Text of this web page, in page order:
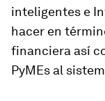
inteligentes e
hacer en
financiera así
PyMEs al